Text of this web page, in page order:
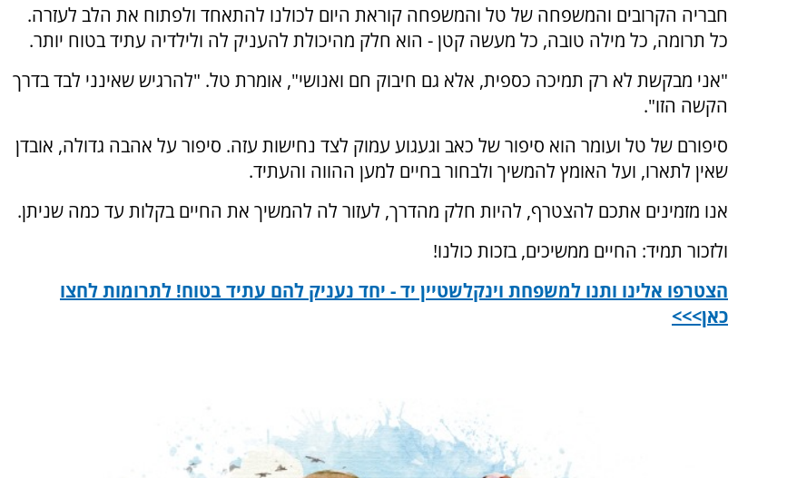
חבריה הקרובים והמשפחה של טל והמשפחה קוראת היום לכולנו להתאחד ולפתוח את הלב לעזרה.
כל תרומה, כל מילה טובה, כל מעשה קטן - הוא חלק מהיכולת להעניק לה ולילדיה עתיד בטוח יותר.
"אני מבקשת לא רק תמיכה כספית, אלא גם חיבוק חם ואנושי", אומרת טל. "להרגיש שאינני לבד בדרך
הקשה הזו".
סיפורם של טל ועומר הוא סיפור של כאב וגעגוע עמוק לצד נחישות עזה. סיפור על אהבה גדולה, אובדן
שאין לתארו, ועל האומץ להמשיך ולבחור בחיים למען ההווה והעתיד.
אנו מזמינים אתכם להצטרף, להיות חלק מהדרך, לעזור לה להמשיך את החיים בקלות עד כמה שניתן.
ולזכור תמיד: החיים ממשיכים, בזכות כולנו!
הצטרפו אלינו ותנו למשפחת וינקלשטיין יד - יחד נעניק להם עתיד בטוח! לתרומות לחצו
כאן>>>